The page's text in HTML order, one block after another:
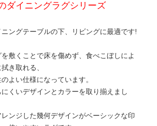
ダイニングラグシリーズ
ングテーブルの下、リビングに最適です!
敷くことで床を傷めず、食べこぼしによ
き取れる、
よい仕様になっています。
くいデザインとカラーを取り揃えまし
ンジした幾何デザインがベーシックな印